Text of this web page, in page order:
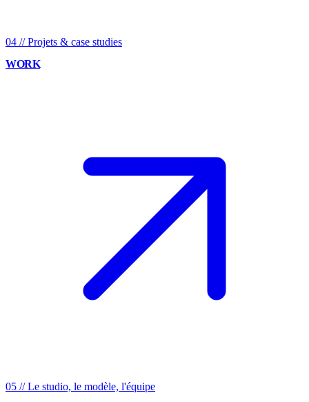
04 // Projets & case studies
WORK
05 // Le studio, le modèle, l'équipe